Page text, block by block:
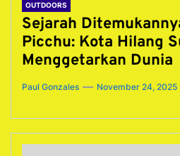
OUTDOORS
Sejarah
Picchu: Kota Hilang
Menggetarkan Dunia
Paul Gonzales November 24, 2025